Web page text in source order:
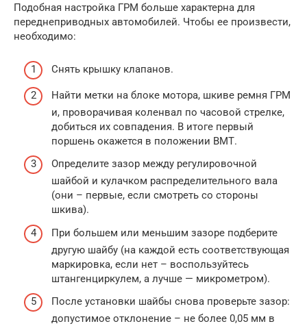
Подобная настройка ГРМ больше характерна для
переднеприводных автомобилей. Чтобы ее произвести,
необходимо:
Снять крышку клапанов.
Найти метки на блоке мотора, шкиве ремня ГРМ
и, проворачивая коленвал по часовой стрелке,
добиться их совпадения. В итоге первый
поршень окажется в положении ВМТ.
Определите зазор между регулировочной
шайбой и кулачком распределительного вала
(они – первые, если смотреть со стороны
шкива).
При большем или меньшим зазоре подберите
другую шайбу (на каждой есть соответствующая
маркировка, если нет – воспользуйтесь
штангенциркулем, а лучше — микрометром).
После установки шайбы снова проверьте зазор:
допустимое отклонение – не более 0,05 мм в